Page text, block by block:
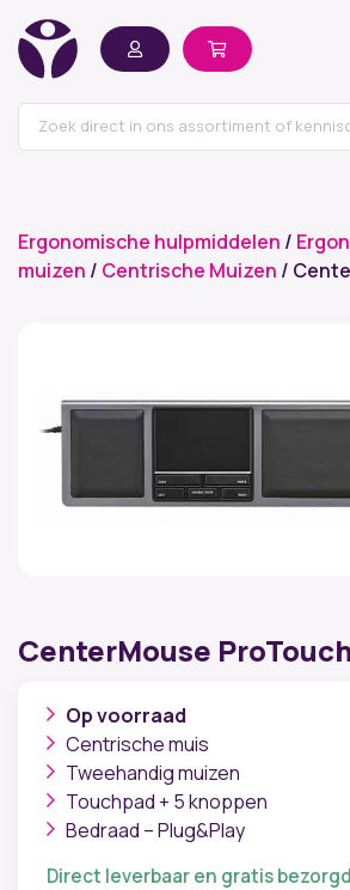
Ergonomische hulpmiddelen /
muizen / Centrische Muizen /
CenterMouse ProTouch
Op voorraad
Centrische muis
Tweehandig muizen
Touchpad + 5 knoppen
Bedraad – Plug&Play
Direct leverbaar en gratis